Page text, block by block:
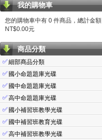
我的購物車
您的購物車中有 0 件商品，總計金額
NT$0.00元
商品分類
✅細部商品分類
✅ 國小命題題庫光碟
✅ 國中命題題庫光碟
✅高中命題題庫光碟
✅ 國小補習班教學光碟
✅ 國中補習班教育光碟
✅高中補習班教學光碟